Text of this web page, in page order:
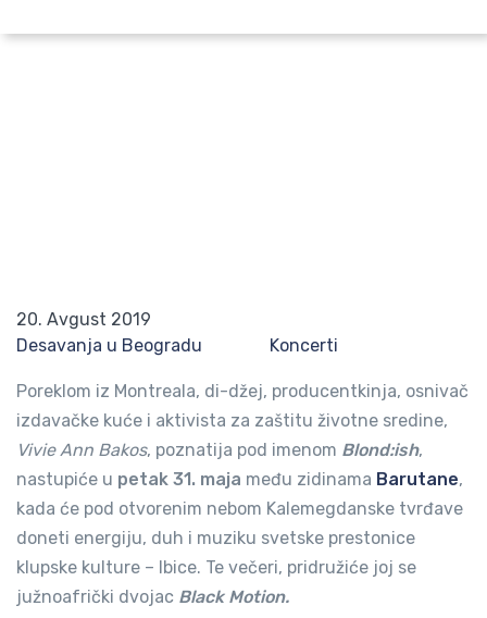
20. Avgust 2019
Desavanja u Beogradu
Koncerti
Poreklom iz Montreala, di-džej, producentkinja, osnivač
izdavačke kuće i aktivista za zaštitu životne sredine,
Vivie Ann Bakos, poznatija pod imenom Blond:ish,
nastupiće u petak 31. maja među zidinama Barutane,
kada će pod otvorenim nebom Kalemegdanske tvrđave
doneti energiju, duh i muziku svetske prestonice
klupske kulture – Ibice. Te večeri, pridružiće joj se
južnoafrički dvojac Black Motion.